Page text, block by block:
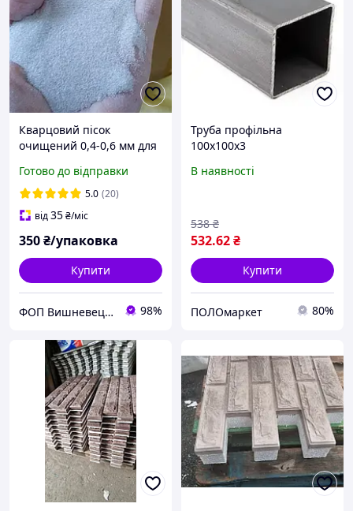
Кварцовий пісок
очищений 0,4-0,6 мм для
Готово до відправки
5.0 (20)
від35₴/міс
350₴/упаковка
Купити
ФОП Вишневецька Ольга Вячеславівна 98%
Труба профільна
100х100х3
В наявності
532.62₴
538 ₴
Купити
ПОЛОмаркет 80%